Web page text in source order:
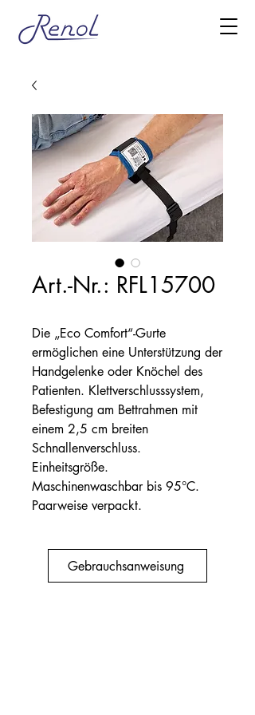
Art.-Nr.: RFL15700
Die „Eco Comfort“-Gurte
ermöglichen eine Unterstützung der
Handgelenke oder Knöchel des
Patienten. Klettverschlusssystem,
Befestigung am Bettrahmen mit
einem 2,5 cm breiten
Schnallenverschluss.
Einheitsgröße.
Maschinenwaschbar bis 95°C.
Paarweise verpackt.
Gebrauchsanweisung